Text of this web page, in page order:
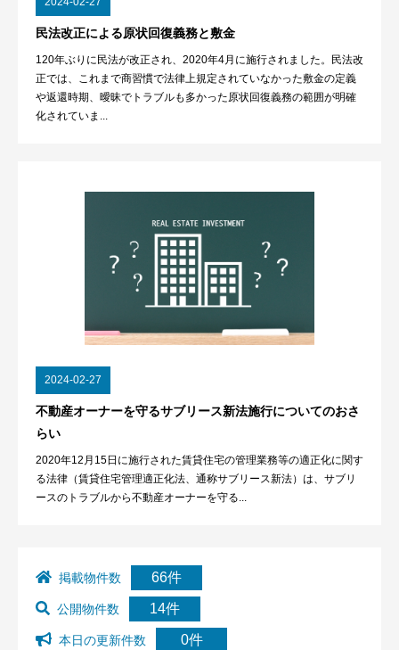
掲載物件数 66件
公開物件数 14件
本日の更新件数 0件
民法改正による原状回復義務と敷金
120年ぶりに民法が改正され、2020年4月に施行されました。民法改
正では、これまで商習慣で法律上規定されていなかった敷金の定義
や返還時期、曖昧でトラブルも多かった原状回復義務の範囲が明確
化されていま...
2024-02-27
不動産オーナーを守るサブリース新法施行についてのおさ
らい
2020年12月15日に施行された賃貸住宅の管理業務等の適正化に関す
る法律（賃貸住宅管理適正化法、通称サブリース新法）は、サブリ
ースのトラブルから不動産オーナーを守る...